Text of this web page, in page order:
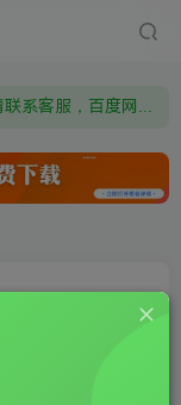
本站资源来自网络搜集，如有侵权，请联系删除：fuyej@qq.com 附上证书和内容链接
需要什么游戏请联系客服，若链接失效请联系客服，百度网盘边上的激活码也是解压密码